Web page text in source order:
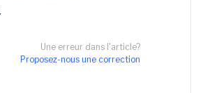
Une erreur dans l'article?
Proposez-nous une correction